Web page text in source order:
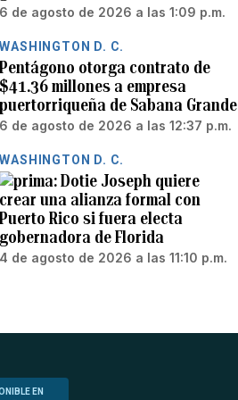
6 de agosto de 2026 a las 1:09 p.m.
WASHINGTON D. C.
Pentágono otorga contrato de
$41.36 millones a empresa
puertorriqueña de Sabana Grande
6 de agosto de 2026 a las 12:37 p.m.
WASHINGTON D. C.
Dotie Joseph quiere
crear una alianza formal con
Puerto Rico si fuera electa
gobernadora de Florida
4 de agosto de 2026 a las 11:10 p.m.
EN